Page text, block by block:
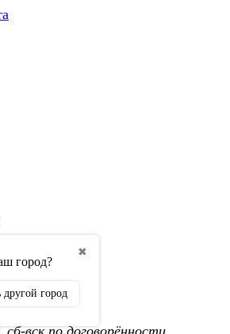
✖
город?
другой город
вск по договорённости